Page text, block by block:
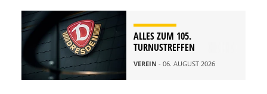
ALLES ZUM 105.
TURNUSTREFFEN
VEREIN - 06. AUGUST 2026